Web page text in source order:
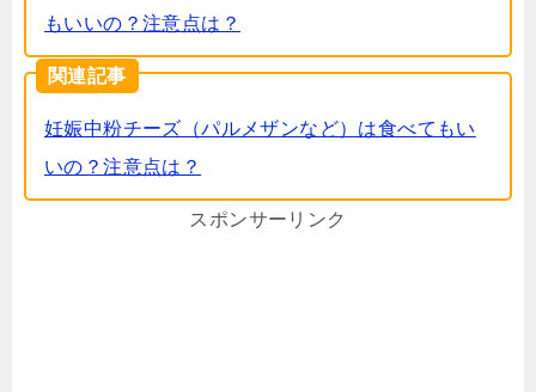
もいいの？注意点は？
関連記事
妊娠中粉チーズ（パルメザンなど）は食べてもい
いの？注意点は？
スポンサーリンク